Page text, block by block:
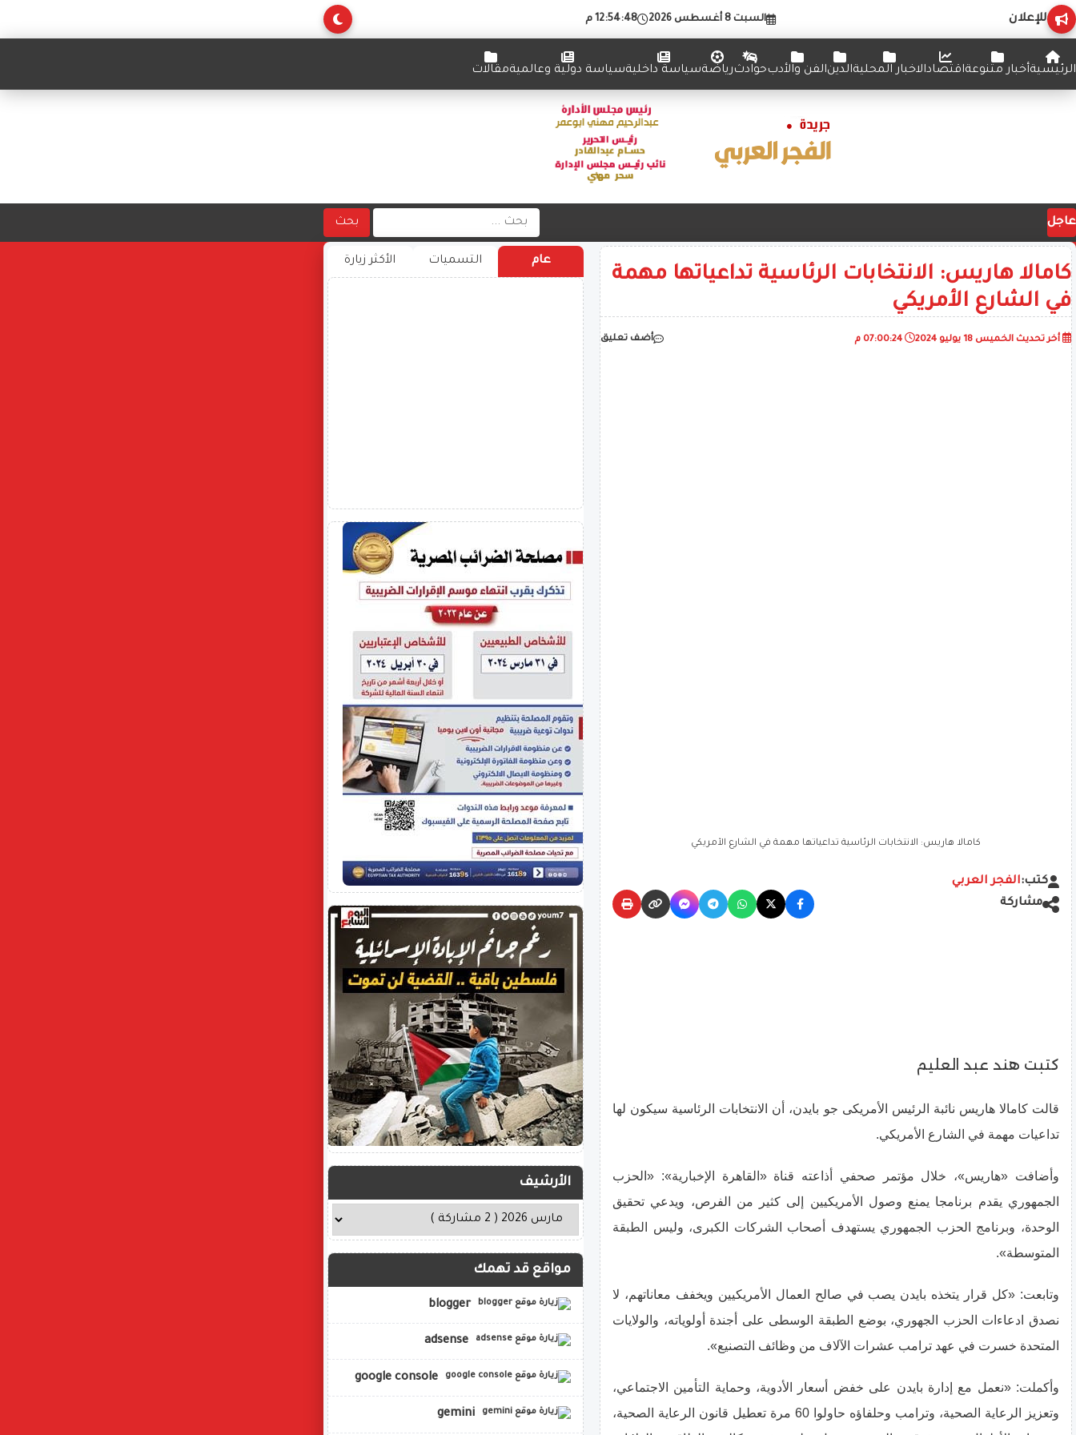
للإعلان السبت 8 أغسطس 2026 12:54:49 م
الرئيسيةأخبار متنوعةاقتصادالاخبار المحليةالدينالفن والأدبحوادثرياضةسياسة داخليةسياسة دولية وعالميةمقالات
عاجل بحث
كامالا هاريس: الانتخابات الرئاسية تداعياتها مهمة
في الشارع الأمريكي
أخر تحديث الخميس 18 يوليو 2024 أضف تعليق
كامالا هاريس: الانتخابات الرئاسية تداعياتها مهمة في الشارع الأمريكي
كتب:الفجر العربي
مشاركة
كتبت هند عبد العليم
قالت كامالا هاريس نائبة الرئيس الأمريكى جو بايدن، أن الانتخابات الرئاسية سيكون لها
تداعيات مهمة في الشارع الأمريكي.
وأضافت «هاريس»، خلال مؤتمر صحفي أذاعته قناة «القاهرة الإخبارية»: «الحزب
الجمهوري يقدم برنامجا يمنع وصول الأمريكيين إلى كثير من الفرص، ويدعي تحقيق
الوحدة، وبرنامج الحزب الجمهوري يستهدف أصحاب الشركات الكبرى، وليس الطبقة
المتوسطة».
وتابعت: «كل قرار يتخذه بايدن يصب في صالح العمال الأمريكيين ويخفف معاناتهم، لا
نصدق ادعاءات الحزب الجهوري، بوضع الطبقة الوسطى على أجندة أولوياته، والولايات
المتحدة خسرت في عهد ترامب عشرات الآلاف من وظائف التصنيع».
وأكملت: «نعمل مع إدارة بايدن على خفض أسعار الأدوية، وحماية التأمين الاجتماعي،
وتعزيز الرعاية الصحية، وترامب وحلفاؤه حاولوا 60 مرة تعطيل قانون الرعاية الصحية،
عام التسميات الأكثر زيارة
الأرشيف
مواقع قد تهمك
blogger